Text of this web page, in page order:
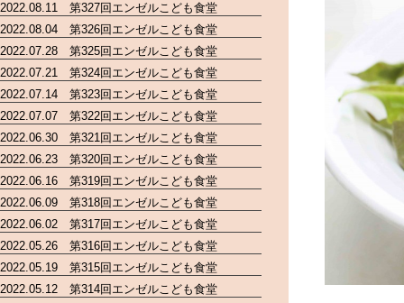
2022.08.11 第327回エンゼルこども食堂
2022.08.04 第326回エンゼルこども食堂
2022.07.28 第325回エンゼルこども食堂
2022.07.21 第324回エンゼルこども食堂
2022.07.14 第323回エンゼルこども食堂
2022.07.07 第322回エンゼルこども食堂
2022.06.30 第321回エンゼルこども食堂
2022.06.23 第320回エンゼルこども食堂
2022.06.16 第319回エンゼルこども食堂
2022.06.09 第318回エンゼルこども食堂
2022.06.02 第317回エンゼルこども食堂
2022.05.26 第316回エンゼルこども食堂
2022.05.19 第315回エンゼルこども食堂
2022.05.12 第314回エンゼルこども食堂